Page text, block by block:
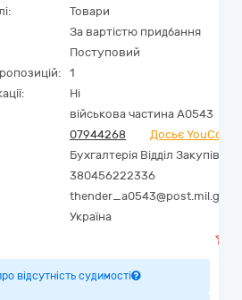
Товари
За вартістю придбання
Поступовий
1
Ні
військова частина А0543
07944268
Досьє
Бухгалтерія Відділ Закупівель
380456222336
Україна
відсутність судимості